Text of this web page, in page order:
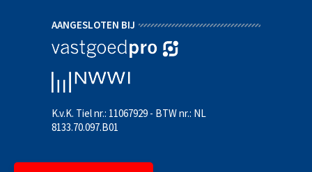
AANGESLOTEN BIJ
K.v.K. Tiel nr.: 11067929 - BTW nr.: NL
8133.70.097.B01